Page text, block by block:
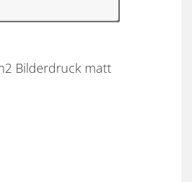
Bilderdruck matt